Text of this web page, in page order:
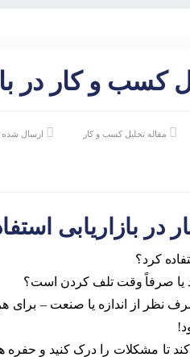
کسب و کار در
مقاله تحلیل کسب و کار ارسال
بازاریابی
کرد؟
یا صرفاً وقت تلف کردن است؟
صرف نظر از اندازه یا صنعت –
تا مشکلات را درک کنید و حفره